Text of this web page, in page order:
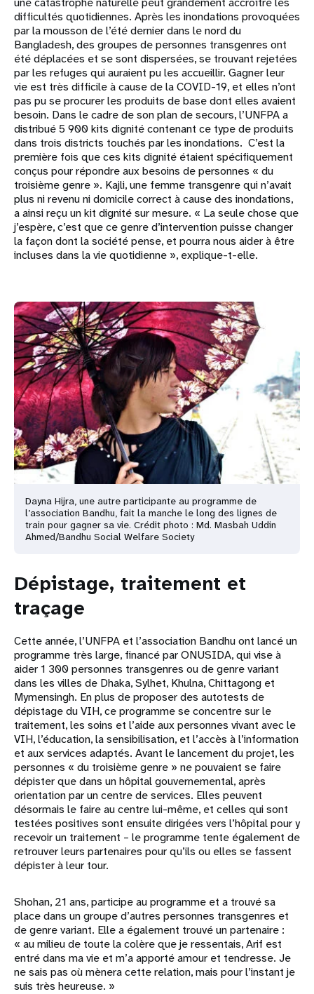
difficultés quotidiennes. Après les inondations provoquées
par la mousson de l’été dernier dans le nord du
Bangladesh, des groupes de personnes transgenres ont
été déplacées et se sont dispersées, se trouvant rejetées
par les refuges qui auraient pu les accueillir. Gagner leur
vie est très difficile à cause de la COVID-19, et elles n’ont
pas pu se procurer les produits de base dont elles avaient
besoin. Dans le cadre de son plan de secours, l’UNFPA a
distribué 5 900 kits dignité contenant ce type de produits
dans trois districts touchés par les inondations. C’est la
première fois que ces kits dignité étaient spécifiquement
conçus pour répondre aux besoins de personnes « du
troisième genre ». Kajli, une femme transgenre qui n’avait
plus ni revenu ni domicile correct à cause des inondations,
a ainsi reçu un kit dignité sur mesure. « La seule chose que
j’espère, c’est que ce genre d’intervention puisse changer
la façon dont la société pense, et pourra nous aider à être
incluses dans la vie quotidienne », explique-t-elle.
Dayna Hijra, une autre participante au programme de
l’association Bandhu, fait la manche le long des lignes de
train pour gagner sa vie. Crédit photo : Md. Masbah Uddin
Ahmed/Bandhu Social Welfare Society
Dépistage, traitement et
traçage
Cette année, l’UNFPA et l’association Bandhu ont lancé un
programme très large, financé par ONUSIDA, qui vise à
aider 1 300 personnes transgenres ou de genre variant
dans les villes de Dhaka, Sylhet, Khulna, Chittagong et
Mymensingh. En plus de proposer des autotests de
dépistage du VIH, ce programme se concentre sur le
traitement, les soins et l’aide aux personnes vivant avec le
VIH, l’éducation, la sensibilisation, et l’accès à l’information
et aux services adaptés. Avant le lancement du projet, les
personnes « du troisième genre » ne pouvaient se faire
dépister que dans un hôpital gouvernemental, après
orientation par un centre de services. Elles peuvent
désormais le faire au centre lui-même, et celles qui sont
testées positives sont ensuite dirigées vers l’hôpital pour y
recevoir un traitement – le programme tente également de
retrouver leurs partenaires pour qu’ils ou elles se fassent
dépister à leur tour.
Shohan, 21 ans, participe au programme et a trouvé sa
place dans un groupe d’autres personnes transgenres et
de genre variant. Elle a également trouvé un partenaire :
« au milieu de toute la colère que je ressentais, Arif est
entré dans ma vie et m’a apporté amour et tendresse. Je
ne sais pas où mènera cette relation, mais pour l’instant je
suis très heureuse. »